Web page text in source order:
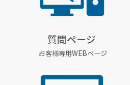
質問ページ
お客様専用WEBページ